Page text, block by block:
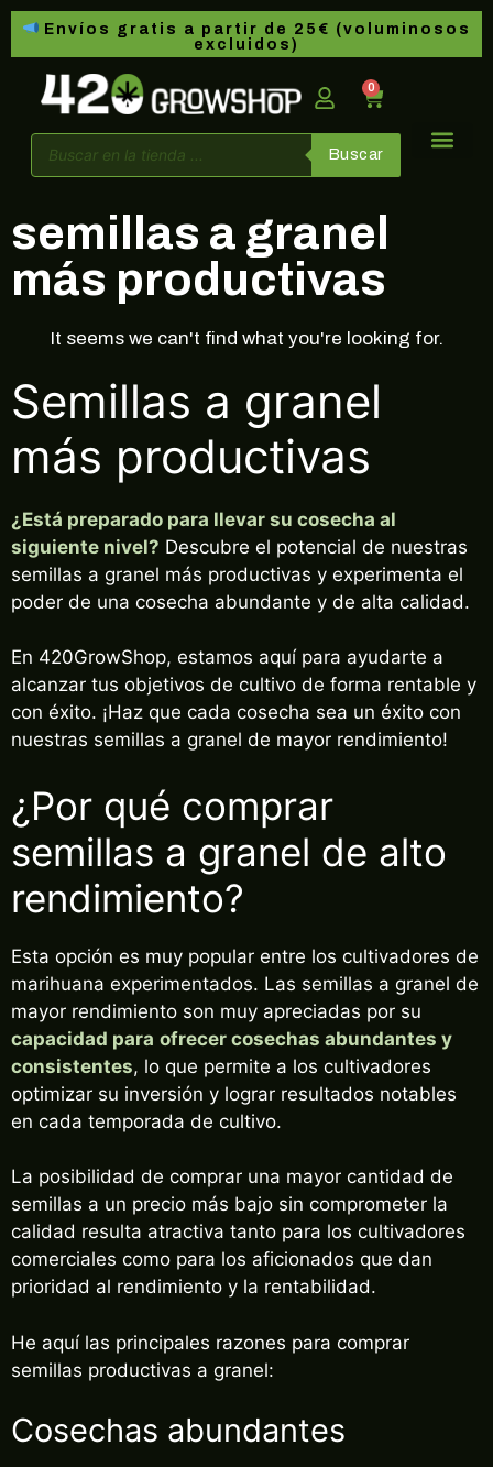
Envíos gratis a partir de 25€ (voluminosos
excluidos)
0
Buscar
semillas a granel
más productivas
It seems we can't find what you're looking for.
Semillas a granel
más productivas
¿Está preparado para llevar su cosecha al
siguiente nivel? Descubre el potencial de nuestras
semillas a granel más productivas y experimenta el
poder de una cosecha abundante y de alta calidad.
En 420GrowShop, estamos aquí para ayudarte a
alcanzar tus objetivos de cultivo de forma rentable y
con éxito. ¡Haz que cada cosecha sea un éxito con
nuestras semillas a granel de mayor rendimiento!
¿Por qué comprar
semillas a granel de alto
rendimiento?
Esta opción es muy popular entre los cultivadores de
marihuana experimentados. Las semillas a granel de
mayor rendimiento son muy apreciadas por su
capacidad para ofrecer cosechas abundantes y
consistentes, lo que permite a los cultivadores
optimizar su inversión y lograr resultados notables
en cada temporada de cultivo.
La posibilidad de comprar una mayor cantidad de
semillas a un precio más bajo sin comprometer la
calidad resulta atractiva tanto para los cultivadores
comerciales como para los aficionados que dan
prioridad al rendimiento y la rentabilidad.
He aquí las principales razones para comprar
semillas productivas a granel:
Cosechas abundantes